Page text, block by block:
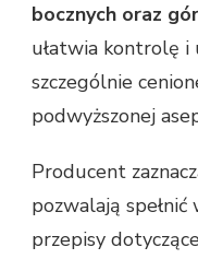
bocznych oraz
ułatwia kontrolę i
szczególnie
podwyższonej
Producent
pozwalają
przepisy